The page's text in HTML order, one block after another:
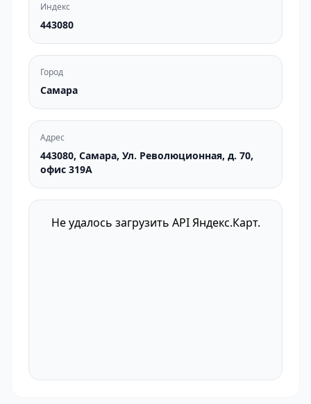
Индекс
443080
Город
Самара
Адрес
443080, Самара, Ул. Революционная, д. 70,
офис 319А
Не удалось загрузить API Яндекс.Карт.